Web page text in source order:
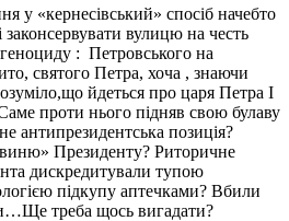
у «кернесівський» спосіб начебто
вулицю на честь
: Петровського на
святого Петра, хоча , знаючи
йдеться про царя Петра I
проти нього підняв свою булаву
антипрезидентська позиція?
Президенту? Риторичне
дискредитували тупою
підкупу аптечками? Вбили
треба щось вигадати?